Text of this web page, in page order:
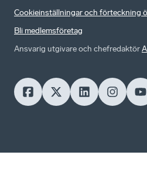
Cookieinställningar och förteckning
Bli medlemsföretag
Ansvarig utgivare och chefredaktör